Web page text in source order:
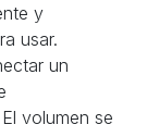
y
usar.
un
volumen se